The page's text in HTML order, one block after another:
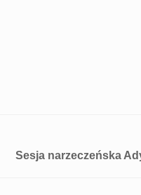
Sesja narzeczeńska